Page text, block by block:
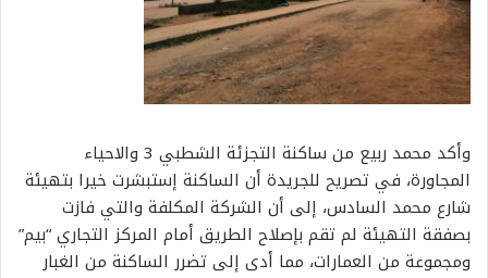
وأكد محمد ربيع من ساكنة التجزئة الشطبي 3 والاحياء
المجاورة، في تصريح للجريدة أن الساكنة إستبشرت خيرا بتهيئة
شارع محمد السادس، إلى أن الشركة المكلفة والتي فازت
بصفقة التهيئة لم تقم بإصلاح الطريق أمام المركز التجاري “بيم”
ومجموعة من العمارات، مما أدى إلى تضرر الساكنة من الغبار